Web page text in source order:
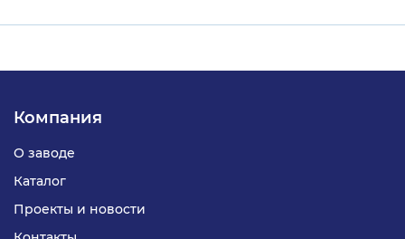
удаление боковых отходов.
состав автоматизированных лесопильных линий.
Компания
О заводе
Каталог
Проекты и новости